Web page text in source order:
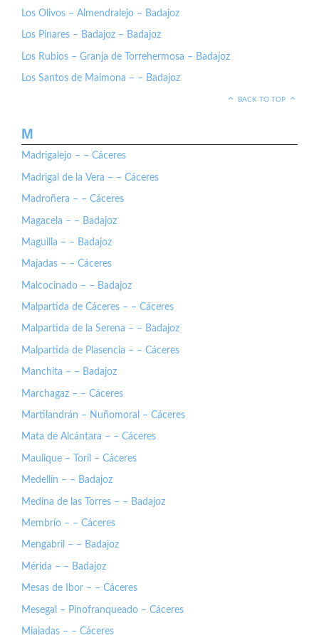
Los Olivos – Almendralejo – Badajoz
Los Pinares – Badajoz – Badajoz
Los Rubios – Granja de Torrehermosa – Badajoz
Los Santos de Maimona – – Badajoz
BACK TO TOP
M
Madrigalejo – – Cáceres
Madrigal de la Vera – – Cáceres
Madroñera – – Cáceres
Magacela – – Badajoz
Maguilla – – Badajoz
Majadas – – Cáceres
Malcocinado – – Badajoz
Malpartida de Cáceres – – Cáceres
Malpartida de la Serena – – Badajoz
Malpartida de Plasencia – – Cáceres
Manchita – – Badajoz
Marchagaz – – Cáceres
Martilandrán – Nuñomoral – Cáceres
Mata de Alcántara – – Cáceres
Maulique – Toril – Cáceres
Medellín – – Badajoz
Medina de las Torres – – Badajoz
Membrío – – Cáceres
Mengabril – – Badajoz
Mérida – – Badajoz
Mesas de Ibor – – Cáceres
Mesegal – Pinofranqueado – Cáceres
Miajadas – – Cáceres